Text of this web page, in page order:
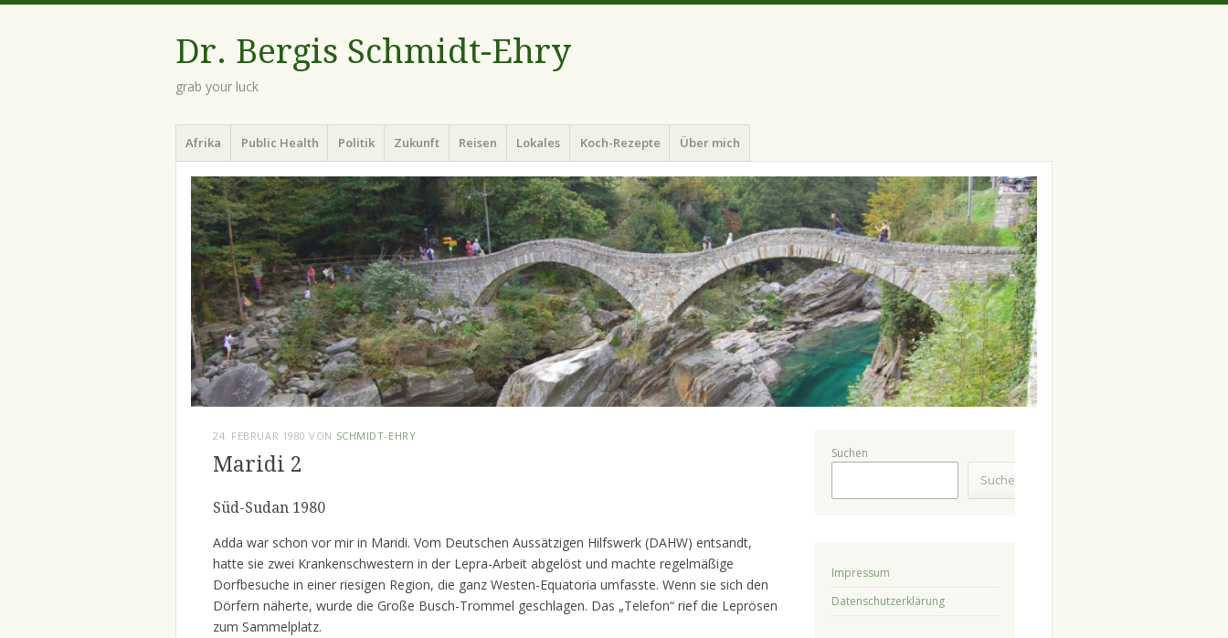
Dr. Bergis Schmidt-Ehry
grab your luck
Menü
Zum
Inhalt
springen
Afrika Public Health Politik Zukunft Reisen Lokales Koch-Rezepte Über mich
24. FEBRUAR 1980 VON SCHMIDT-EHRY
Maridi 2
Süd-Sudan 1980
Adda war schon vor mir in Maridi. Vom Deutschen Aussätzigen Hilfswerk (DAHW) entsandt,
hatte sie zwei Krankenschwestern in der Lepra-Arbeit abgelöst und machte regelmäßige
Dorfbesuche in einer riesigen Region, die ganz Westen-Equatoria umfasste. Wenn sie sich den
Dörfern näherte, wurde die Große Busch-Trommel geschlagen. Das „Telefon“ rief die Leprösen
zum Sammelplatz.
Suchen
Suchen
Impressum
Datenschutzerklärung